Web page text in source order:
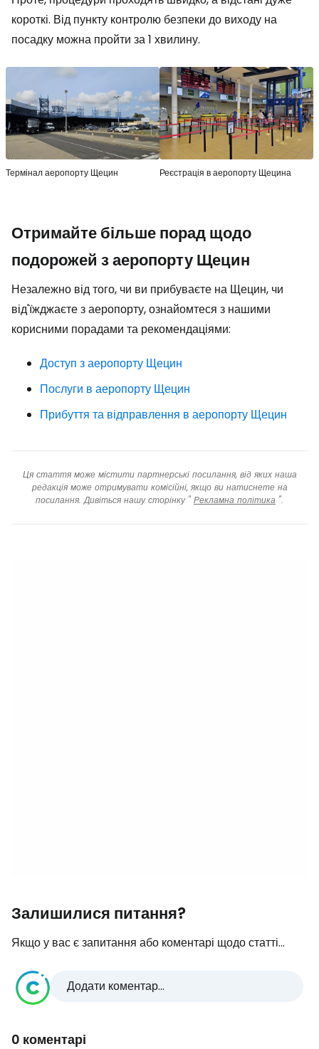
короткі. Від пункту контролю безпеки до виходу на
посадку можна пройти за 1 хвилину.
Термінал аеропорту Щецин Реєстрація в аеропорту Щецина
Отримайте більше порад щодо
подорожей з аеропорту Щецин
Незалежно від того, чи ви прибуваєте на Щецин, чи
від'їжджаєте з аеропорту, ознайомтеся з нашими
корисними порадами та рекомендаціями:
Доступ з аеропорту Щецин
Послуги в аеропорту Щецин
Прибуття та відправлення в аеропорту Щецин
Ця стаття може містити партнерські посилання, від яких наша
редакція може отримувати комісійні, якщо ви натиснете на
посилання. Дивіться нашу сторінку " Рекламна політика ".
Залишилися питання?
Якщо у вас є запитання або коментарі щодо статті...
Додати коментар...
0 коментарі